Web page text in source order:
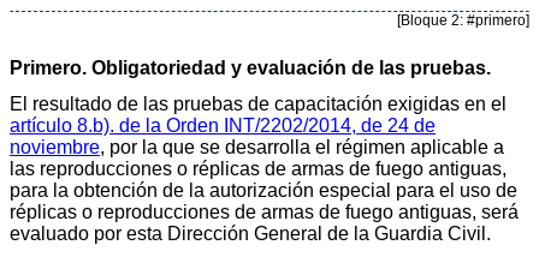
[Bloque 2: #primero]
Primero. Obligatoriedad y evaluación de las pruebas.
El resultado de las pruebas de capacitación exigidas en el
artículo 8.b). de la Orden INT/2202/2014, de 24 de
noviembre, por la que se desarrolla el régimen aplicable a
las reproducciones o réplicas de armas de fuego antiguas,
para la obtención de la autorización especial para el uso de
réplicas o reproducciones de armas de fuego antiguas, será
evaluado por esta Dirección General de la Guardia Civil.